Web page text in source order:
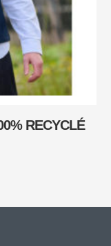
RECYCLÉ